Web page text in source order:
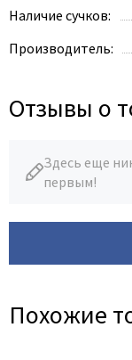
Наличие сучков:
Производитель:
Отзывы о
Здесь еще
первым!
Похожие